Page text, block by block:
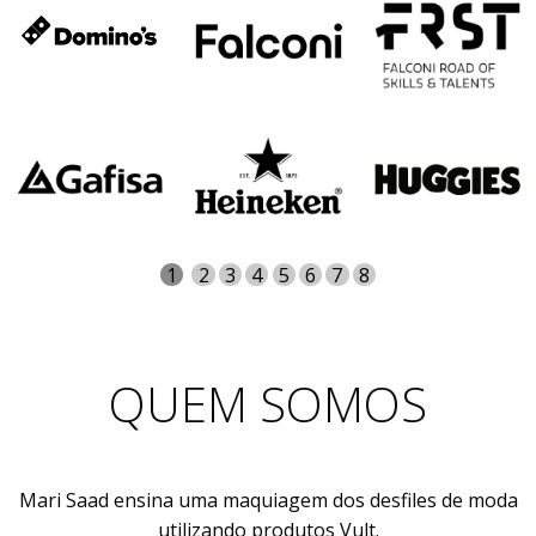
Página
Atual
1 Página
2 Página
3 Página
4 Página
5 Página
6 Página
7 Página
8
QUEM SOMOS
Mari Saad ensina uma maquiagem dos desfiles de moda
utilizando produtos Vult.